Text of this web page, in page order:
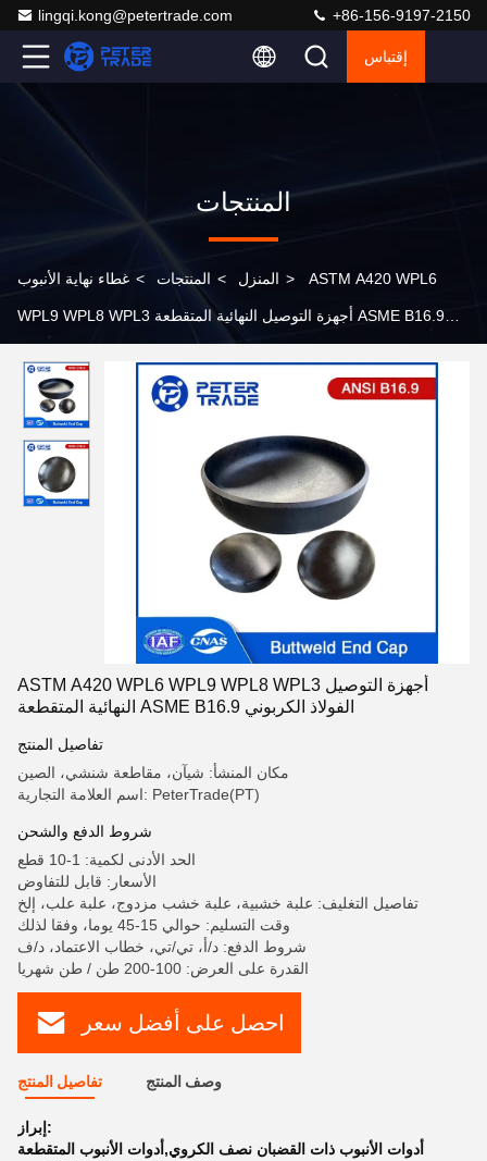
lingqi.kong@petertrade.com +86-156-9197-2150
إقتباس
المنتجات
المنزل > المنتجات > غطاء نهاية الأنبوب > ASTM A420 WPL6
WPL9 WPL8 WPL3 أجهزة التوصيل النهائية المتقطعة ASME B16.9
ASTM A420 WPL6 WPL9 WPL8 WPL3 أجهزة التوصيل
النهائية المتقطعة ASME B16.9 الفولاذ الكربوني
تفاصيل المنتج
مكان المنشأ: شيآن، مقاطعة شنشي، الصين
اسم العلامة التجارية: PeterTrade(PT)
شروط الدفع والشحن
الحد الأدنى لكمية: 1-10 قطع
الأسعار: قابل للتفاوض
تفاصيل التغليف: علبة خشبية، علبة خشب مزدوج، علبة علب، إلخ
وقت التسليم: حوالي 15-45 يوما، وفقا لذلك
شروط الدفع: د/أ، تي/تي، خطاب الاعتماد، د/ف
القدرة على العرض: 100-200 طن / طن شهريا
احصل على أفضل سعر
تفاصيل المنتج وصف المنتج
إبراز:
أدوات الأنبوب ذات القضبان نصف الكروي,أدوات الأنبوب المتقطعة